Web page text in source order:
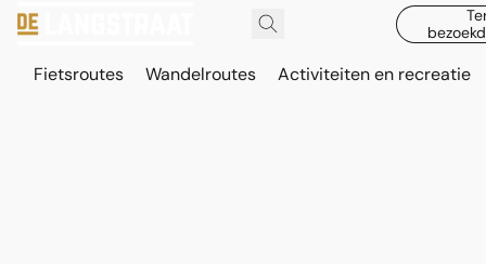
Fietsroutes Wandelroutes Activiteiten en recreatie